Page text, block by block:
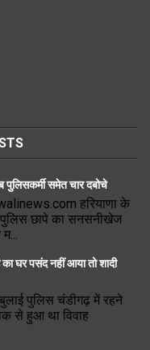
समेत चार दबोचे
हरियाणा के
छापे का सनसनीखेज
घर पसंद नहीं आया तो शादी
पुलिस चंडीगढ़ में रहने
से हुआ था विवाह